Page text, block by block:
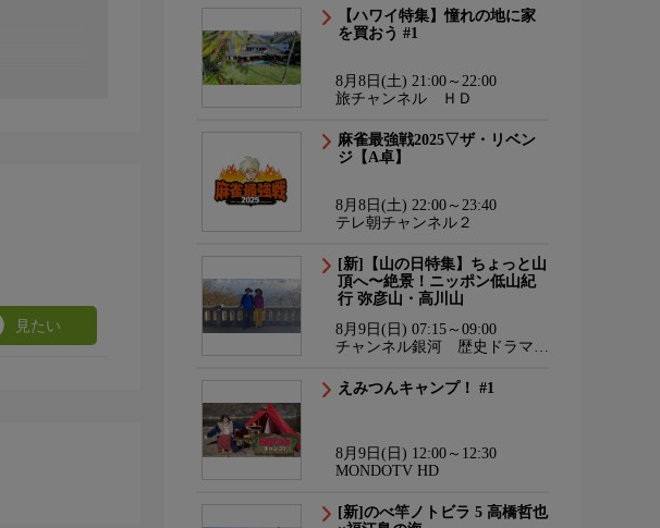
見たい
【ハワイ特集】憧れの地に家
を買おう #1
8月8日(土) 21:00～22:00
旅チャンネル ＨＤ
麻雀最強戦2025▽ザ・リベン
ジ【A卓】
8月8日(土) 22:00～23:40
テレ朝チャンネル２
[新]【山の日特集】ちょっと山
頂へ〜絶景！ニッポン低山紀
行 弥彦山・高川山
8月9日(日) 07:15～09:00
チャンネル銀河 歴史ドラマ・
えみつんキャンプ！ #1
8月9日(日) 12:00～12:30
MONDOTV HD
[新]のべ竿ノトビラ 5 高橋哲也